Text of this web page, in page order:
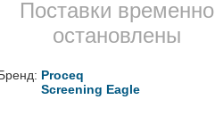
Поставки временно
остановлены
Proceq
Screening Eagle